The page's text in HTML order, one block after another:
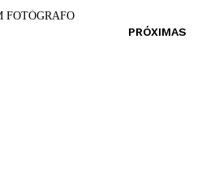
PRÓXIMAS